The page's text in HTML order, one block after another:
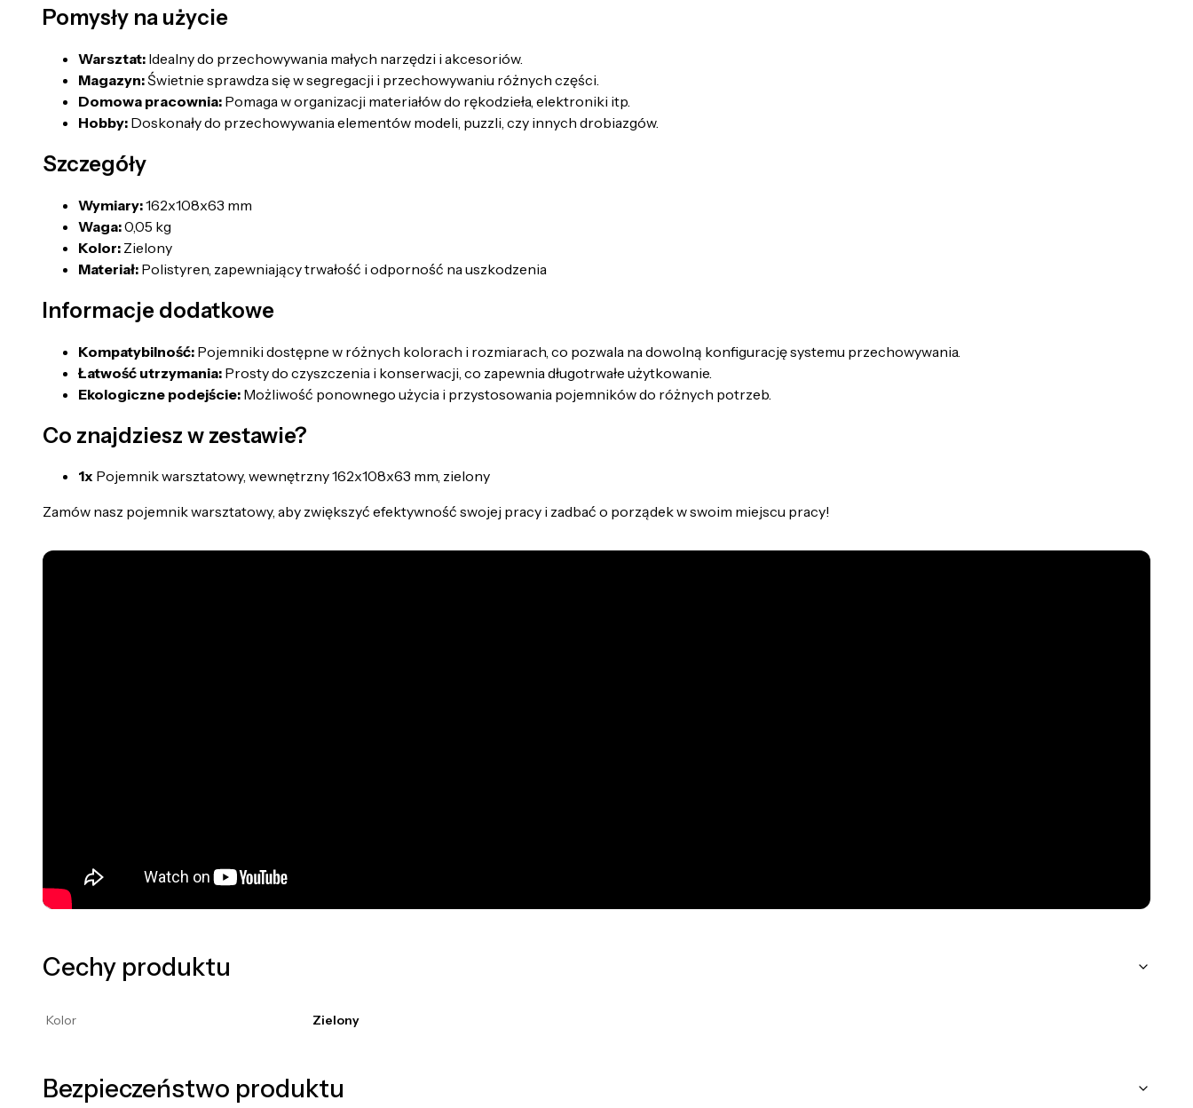
Pomysły na użycie
Warsztat: Idealny do przechowywania małych narzędzi i akcesoriów.
Magazyn:Świetnie sprawdza się w segregacji i przechowywaniu różnych części.
Domowa pracownia: Pomaga w organizacji materiałów do rękodzieła, elektroniki itp.
Hobby: Doskonały do przechowywania elementów modeli, puzzli, czy innych drobiazgów.
Szczegóły
Wymiary:162x108x63 mm
Waga:0,05 kg
Kolor: Zielony
Materiał: Polistyren, zapewniający trwałość i odporność na uszkodzenia
Informacje dodatkowe
Kompatybilność: Pojemniki dostępne w różnych kolorach i rozmiarach, co pozwala na dowolną konfigurację systemu przechowywania.
Łatwość utrzymania: Prosty do czyszczenia i konserwacji, co zapewnia długotrwałe użytkowanie.
Ekologiczne podejście: Możliwość ponownego użycia i przystosowania pojemników do różnych potrzeb.
Co znajdziesz w zestawie?
1x Pojemnik warsztatowy, wewnętrzny 162x108x63 mm, zielony
Zamów nasz pojemnik warsztatowy, aby zwiększyć efektywność swojej pracy i zadbać o porządek w swoim miejscu pracy!
Cechy produktu
Kolor Zielony
Bezpieczeństwo produktu